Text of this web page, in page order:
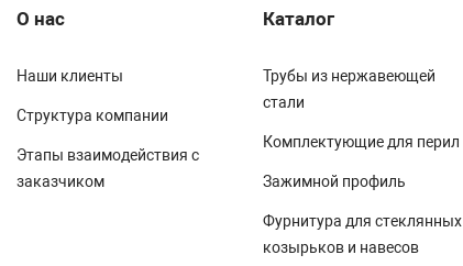
О нас
Наши клиенты
Структура компании
Этапы взаимодействия с
заказчиком
Каталог
Трубы из нержавеющей
стали
Комплектующие для перил
Зажимной профиль
Фурнитура для стеклянных
козырьков и навесов